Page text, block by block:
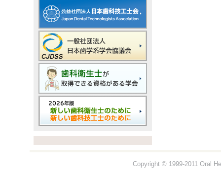
Copyright © 1999-2011 Oral